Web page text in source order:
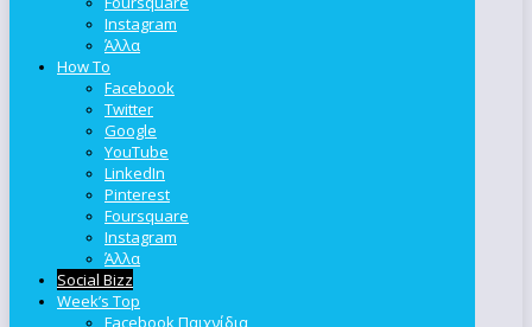
Instagram
Άλλα
How To
Facebook
Twitter
Google
YouTube
LinkedIn
Pinterest
Foursquare
Instagram
Άλλα
Social Bizz
Week’s Top
Facebook Παιχνίδια